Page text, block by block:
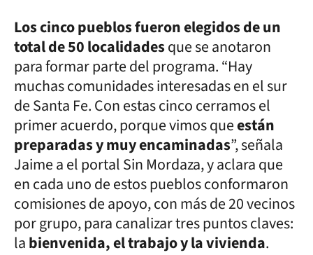
Los cinco pueblos fueron elegidos de un
total de 50 localidadesque se anotaron
para formar parte del programa. “Hay
muchas comunidades interesadas en el sur
de Santa Fe. Con estas cinco cerramos el
primer acuerdo, porque vimos queestán
preparadas y muy encaminadas”, señala
Jaime a el portal Sin Mordaza, y aclara que
en cada uno de estos pueblos conformaron
comisiones de apoyo, con más de 20 vecinos
por grupo, para canalizar tres puntos claves:
labienvenida, el trabajo y la vivienda.